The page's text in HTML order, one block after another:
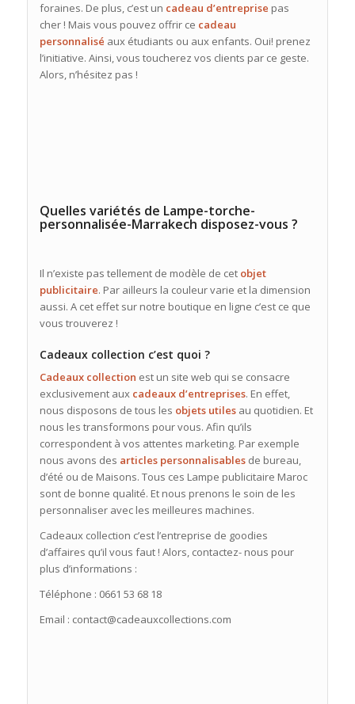
foraines. De plus, c’est un cadeau d’entreprise pas
cher ! Mais vous pouvez offrir ce cadeau
personnalisé aux étudiants ou aux enfants. Oui! prenez
l’initiative. Ainsi, vous toucherez vos clients par ce geste.
Alors, n’hésitez pas !
Quelles variétés de Lampe-torche-
personnalisée-Marrakech disposez-vous ?
Il n’existe pas tellement de modèle de cet objet
publicitaire. Par ailleurs la couleur varie et la dimension
aussi. A cet effet sur notre boutique en ligne c’est ce que
vous trouverez !
Cadeaux collection c’est quoi ?
Cadeaux collection est un site web qui se consacre
exclusivement aux cadeaux d’entreprises. En effet,
nous disposons de tous les objets utilesau quotidien. Et
nous les transformons pour vous. Afin qu’ils
correspondent à vos attentes marketing. Par exemple
nous avons des articles personnalisablesde bureau,
d’été ou de Maisons. Tous ces Lampe publicitaire Maroc
sont de bonne qualité. Et nous prenons le soin de les
personnaliser avec les meilleures machines.
Cadeaux collection c’est l’entreprise de goodies
d’affaires qu’il vous faut ! Alors, contactez- nous pour
plus d’informations :
Téléphone : 0661 53 68 18
Email : contact@cadeauxcollections.com